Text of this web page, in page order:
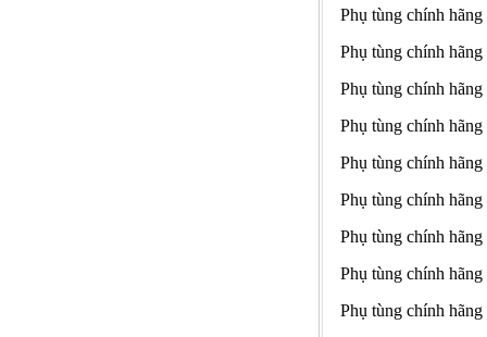
Phụ tùng chính hãng
Phụ tùng chính hãng
Phụ tùng chính hãng
Phụ tùng chính hãng
Phụ tùng chính hãng
Phụ tùng chính hãng
Phụ tùng chính hãng
Phụ tùng chính hãng
Phụ tùng chính hãng